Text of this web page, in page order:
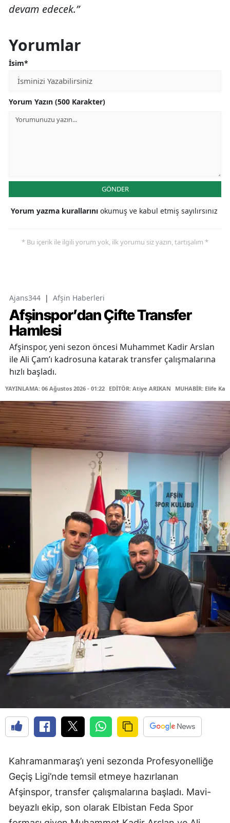
devam edecek.”
Yorumlar
İsim*
Yorum Yazın (500 Karakter)
GÖNDER
Yorum yazma kurallarını okumuş ve kabul etmiş sayılırsınız
* Bu içerik ile ilgili yorum yok, ilk yorumu siz yazın, tartışalım *
Ajans344 | Afşin Haberleri
Afşinspor’dan Çifte Transfer
Hamlesi
Afşinspor, yeni sezon öncesi Muhammet Kadir Arslan
ile Ali Çam’ı kadrosuna katarak transfer çalışmalarına
hızlı başladı.
YAYINLAMA: 06 Ağustos 2026 - 01:22 EDİTÖR: Atiye ARIKAN MUHABİR: Elife
Kahramanmaraş’ı yeni sezonda Profesyonelliğe
Geçiş Ligi’nde temsil etmeye hazırlanan
Afşinspor, transfer çalışmalarına başladı. Mavi-
beyazlı ekip, son olarak Elbistan Feda Spor